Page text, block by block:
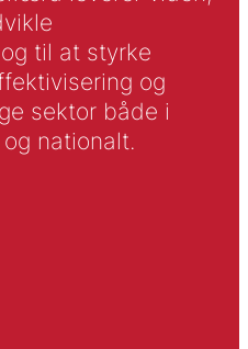
til at styrke
og
sektor både i
nationalt.